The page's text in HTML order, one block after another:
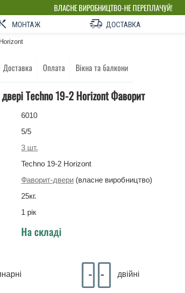
ВЛАСНЕ ВИРОБНИЦТВО-НЕ ПЕРЕПЛАЧУЙ!
МОНТАЖ ДОСТАВКА
Доставка Оплата Вікна та балкони
двері Techno 19-2 Horizont Фаворит
6010
5/5
3 шт.
Techno 19-2 Horizont
Фаворит-двери (власне виробництво)
25кг.
1 рік
На складі
двійні